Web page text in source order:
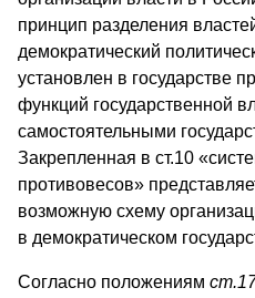
принцип разделения
демократический
установлен в государстве
функций государственной
самостоятельными
Закрепленная в ст.10
противовесов»
возможную схему
в демократическом
Согласно положениям